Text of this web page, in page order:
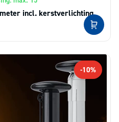
incl. kerstverlichting
-10%